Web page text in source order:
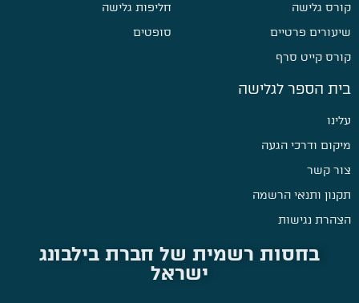
קורס גלישה
שיעורים פרטיים
קורס קייט סרף
חליפות גלישה
סופטים
בית הספר לגלישה
עלינו
מיקום ודרכי הגעה
צור קשר
תקנון ותנאי הרשמה
הצהרת נגישות
בחסות רשמית של חברת בילבונג
ישראל